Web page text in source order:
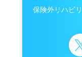
保険外リハビ